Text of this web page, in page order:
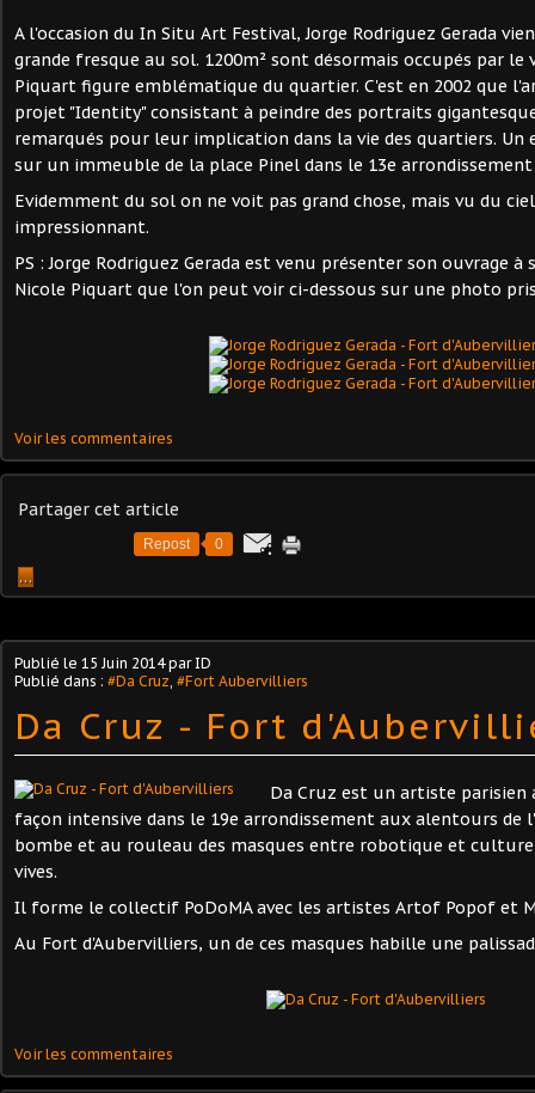
A l'occasion du In Situ Art Festival, Jorge Rodriguez Gerada
grande fresque au sol. 1200m² sont désormais occupés par le
Piquart figure emblématique du quartier. C'est en 2002 que
projet "Identity" consistant à peindre des portraits
remarqués pour leur implication dans la vie des quartiers. Un
sur un immeuble de la place Pinel dans le 13e
Evidemment du sol on ne voit pas grand chose, mais vu du
impressionnant.
PS : Jorge Rodriguez Gerada est venu présenter son ouvrage à
Nicole Piquart que l'on peut voir ci-dessous sur une photo
Voir les commentaires
Partager cet article
Repost 0
…
Publié le 15 Juin 2014par ID
Publié dans : #Da Cruz, #Fort Aubervilliers
Da Cruz - Fort
Da Cruz est un artiste parisien
façon intensive dans le 19e arrondissement aux alentours de
bombe et au rouleau des masques entre robotique et
vives.
Il forme le collectif PoDoMA avec les artistes Artof Popof et
Au Fort d'Aubervilliers, un de ces masques habille une
Voir les commentaires